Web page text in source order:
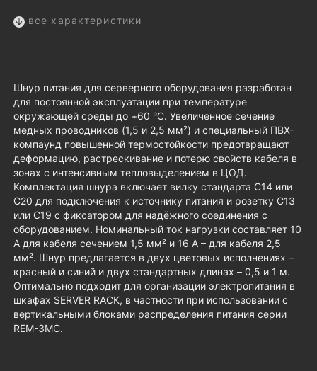
все характеристики
Шнур питания для серверного оборудования разработан
для постоянной эксплуатации при температуре
окружающей среды до +60 °С. Увеличенное сечение
медных проводников (1,5 и 2,5 мм²) и специальный ПВХ-
компаунд повышенной термостойкости предотвращают
деформацию, растрескивание и потерю свойств кабеля в
зонах с интенсивным тепловыделением в ЦОД.
Комплектация шнура включает вилку стандарта C14 или
C20 для подключения к источнику питания и розетку C13
или C19 с фиксатором для надёжного соединения с
оборудованием. Номинальный ток нагрузки составляет 10
А для кабеля сечением 1,5 мм² и 16 А – для кабеля 2,5
мм². Шнур предлагается в двух цветовых исполнениях –
красный и синий и двух стандартных длинах – 0,5 и 1 м.
Оптимально подходит для организации электропитания в
шкафах SERVER RACK, в частности при использовании с
вертикальными блоками распределения питания серии
REM-3MC.